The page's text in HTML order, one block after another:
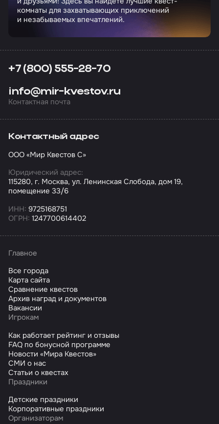
комнаты для захватывающих приключений
и незабываемых впечатлений.
+7 (800) 555-28-70
info@mir-kvestov.ru
Контактная почта
Контактный адрес
ООО «Мир Квестов С»
Юридический адрес:
115280, г. Москва, ул. Ленинская Слобода, дом 19,
помещение 33/6
ИНН: 9725168751
ОГРН: 1247700614402
Главное
Все города
Карта сайта
Сравнение квестов
Архив наград и документов
Вакансии
Игрокам
Как работает рейтинг и отзывы
FAQ по бонусной программе
Новости «Мира Квестов»
СМИ о нас
Статьи о квестах
Праздники
Детские праздники
Корпоративные праздники
Организаторам